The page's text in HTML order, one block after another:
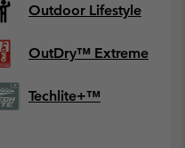
Outdoor Lifestyle
OutDry™ Extreme
Techlite+™